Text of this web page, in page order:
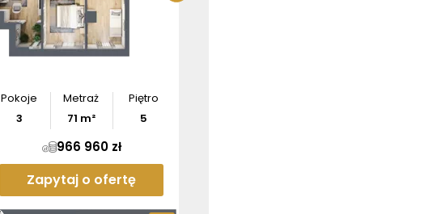
Pokoje
3
Metraż
71 m²
Piętro
5
966 960 zł
Zapytaj o ofertę